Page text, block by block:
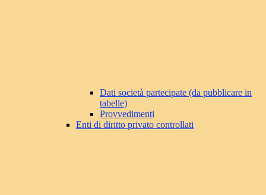
Dati società partecipate (da pubblicare in
tabelle)
Provvedimenti
Enti di diritto privato controllati